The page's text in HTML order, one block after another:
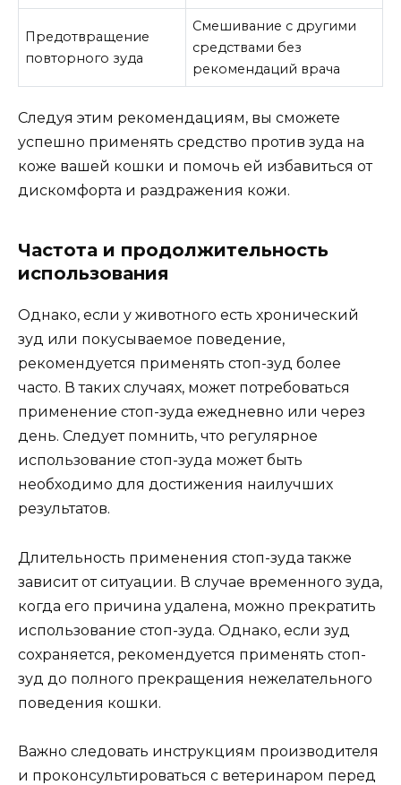
Предотвращение
повторного зуда
Смешивание с другими
средствами без
рекомендаций врача
Следуя этим рекомендациям, вы сможете
успешно применять средство против зуда на
коже вашей кошки и помочь ей избавиться от
дискомфорта и раздражения кожи.
Частота и продолжительность
использования
Однако, если у животного есть хронический
зуд или покусываемое поведение,
рекомендуется применять стоп-зуд более
часто. В таких случаях, может потребоваться
применение стоп-зуда ежедневно или через
день. Следует помнить, что регулярное
использование стоп-зуда может быть
необходимо для достижения наилучших
результатов.
Длительность применения стоп-зуда также
зависит от ситуации. В случае временного зуда,
когда его причина удалена, можно прекратить
использование стоп-зуда. Однако, если зуд
сохраняется, рекомендуется применять стоп-
зуд до полного прекращения нежелательного
поведения кошки.
Важно следовать инструкциям производителя
и проконсультироваться с ветеринаром перед